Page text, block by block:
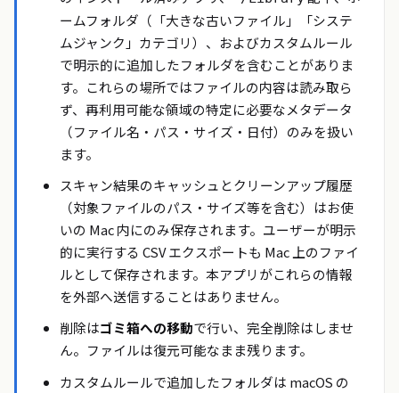
ームフォルダ（「大きな古いファイル」「システ
ムジャンク」カテゴリ）、およびカスタムルール
で明示的に追加したフォルダを含むことがありま
す。これらの場所ではファイルの内容は読み取ら
ず、再利用可能な領域の特定に必要なメタデータ
（ファイル名・パス・サイズ・日付）のみを扱い
ます。
スキャン結果のキャッシュとクリーンアップ履歴
（対象ファイルのパス・サイズ等を含む）はお使
いの Mac 内にのみ保存されます。ユーザーが明示
的に実行する CSV エクスポートも Mac 上のファイ
ルとして保存されます。本アプリがこれらの情報
を外部へ送信することはありません。
削除はゴミ箱への移動で行い、完全削除はしませ
ん。ファイルは復元可能なまま残ります。
カスタムルールで追加したフォルダは macOS の